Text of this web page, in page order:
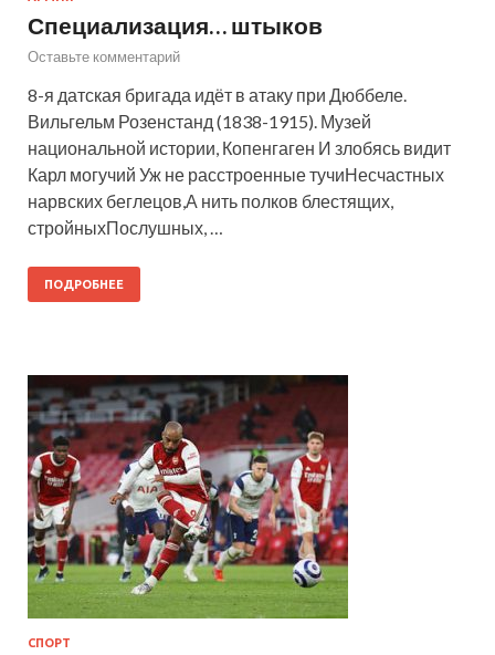
Специализация… штыков
Оставьте комментарий
8-я датская бригада идёт в атаку при Дюббеле.
Вильгельм Розенстанд (1838-1915). Музей
национальной истории, Копенгаген И злобясь видит
Карл могучий Уж не расстроенные тучиНесчастных
нарвских беглецов,А нить полков блестящих,
стройныхПослушных, …
ПОДРОБНЕЕ
СПОРТ